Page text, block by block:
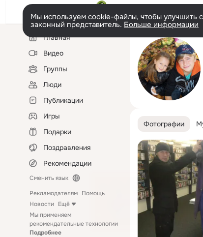
Мы используем cookie-файлы, чтобы улучшить
законный представитель. Больше информации
Левая
колонкаГлавная
Видео
Группы
Люди
Публикации
Игры
Подарки
Поздравления
Рекомендации
Сменить язык
Рекламодателям Помощь
Новости Ещё
Мы применяем
рекомендательные технологии
Подробнее
Фотографии